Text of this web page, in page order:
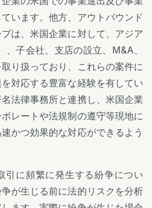
います。他方、アウトバウンド
は、米国企業に対して、アジア
子会社、支店の設立、M&A、
り扱っており、これらの案件に
対応する豊富な経験を有してい
法律事務所と連携し、米国企業
レートや法規制の遵守等現地に
かつ効果的な対応ができるよう
引に頻繁に発生する紛争につい
が生じる前に法的リスクを分析